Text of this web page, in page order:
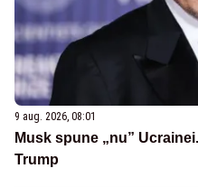
9 aug. 2026, 08:01
Musk spune „nu”
Trump